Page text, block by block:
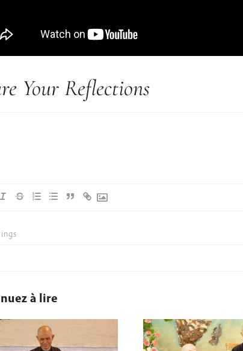
Your Reflections
à lire